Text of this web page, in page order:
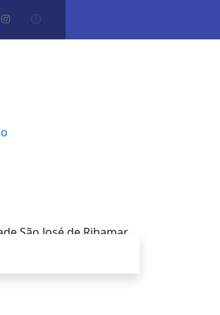
São José de Ribamar